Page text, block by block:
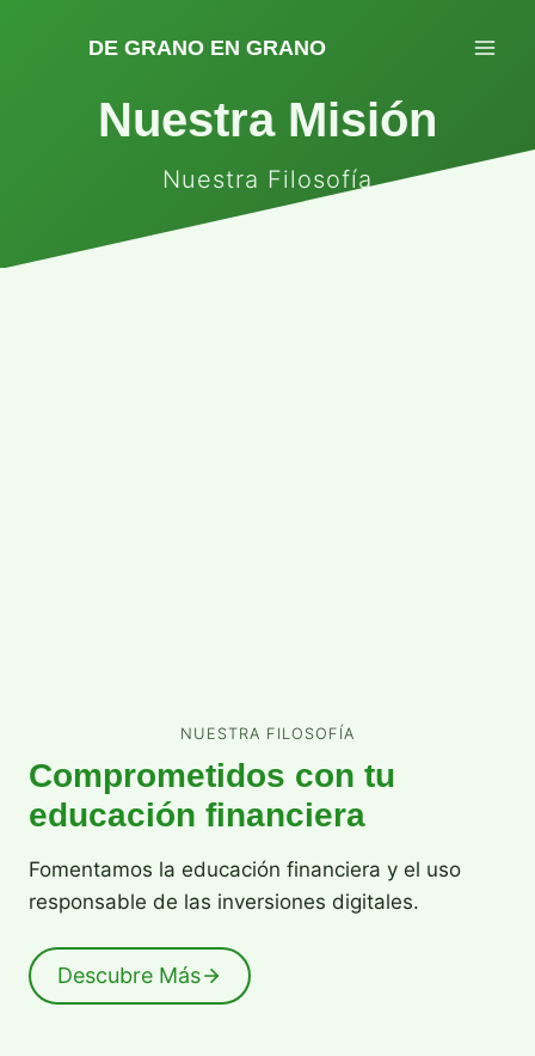
DE GRANO EN GRANO
Nuestra Misión
Nuestra Filosofía
NUESTRA FILOSOFÍA
Comprometidos con tu
educación financiera
Fomentamos la educación financiera y el uso
responsable de las inversiones digitales.
Descubre Más